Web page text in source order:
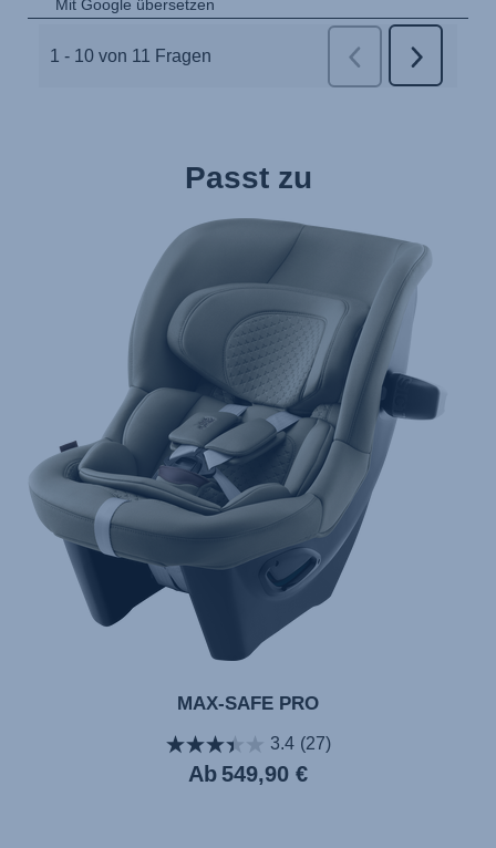
Passt zu
MAX-SAFE PRO
3.4 (27)
Ab Aktueller
549,90 €